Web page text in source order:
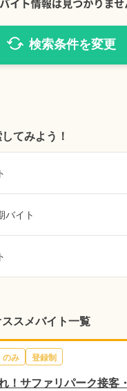
検索条件を変更
てみよう！
バイト
スメバイト一覧
のみ 登録制
！サファリパーク接客・